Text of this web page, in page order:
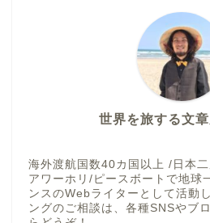
世界を旅する文
海外渡航国数40カ国以上 /日本
アワーホリ/ピースボートで地球
ンスのWebライターとして活動
ングのご相談は、各種SNSやブ